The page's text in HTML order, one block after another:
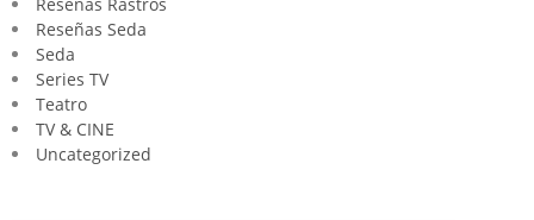
Reseñas Rastros
Reseñas Seda
Seda
Series TV
Teatro
TV & CINE
Uncategorized